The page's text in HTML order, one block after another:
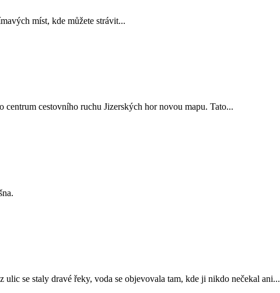
míst, kde můžete strávit...
cestovního ruchu Jizerských hor novou mapu. Tato...
se staly dravé řeky, voda se objevovala tam, kde ji nikdo nečekal ani...